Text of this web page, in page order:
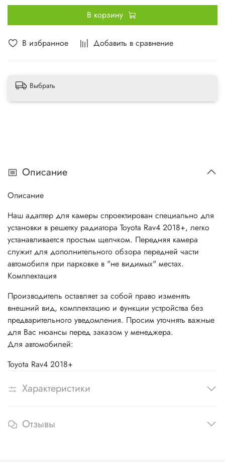
В избранное Добавить в сравнение
В корзину
Выбрать
Описание
Описание
Наш адаптер для камеры спроектирован специально для
установки в решетку радиатора Toyota Rav4 2018+, легко
устанавливается простым щелчком. Передняя камера
служит для дополнительного обзора передней части
автомобиля при парковке в "не видимых" местах.
Комплектация
Производитель оставляет за собой право изменять
внешний вид, комплектацию и функции устройства без
предварительного уведомления. Просим уточнять важные
для Вас нюансы перед заказом у менеджера.
Для автомобилей:
Toyota Rav4 2018+
Характеристики
Отзывы